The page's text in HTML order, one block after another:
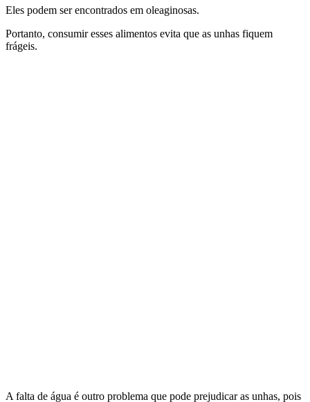
Eles podem ser encontrados em oleaginosas.
Portanto, consumir esses alimentos evita que as unhas fiquem
frágeis.
A falta de água é outro problema que pode prejudicar as unhas, pois